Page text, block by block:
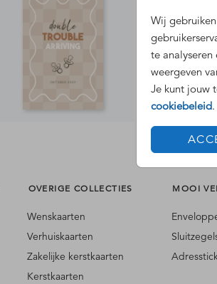
Wij
te
weergeven
Je kunt jouw
cookiebeleid.
OVERIGE COLLECTIES
Wenskaarten
Verhuiskaarten
Zakelijke kerstkaarten
Kerstkaarten
MOOI